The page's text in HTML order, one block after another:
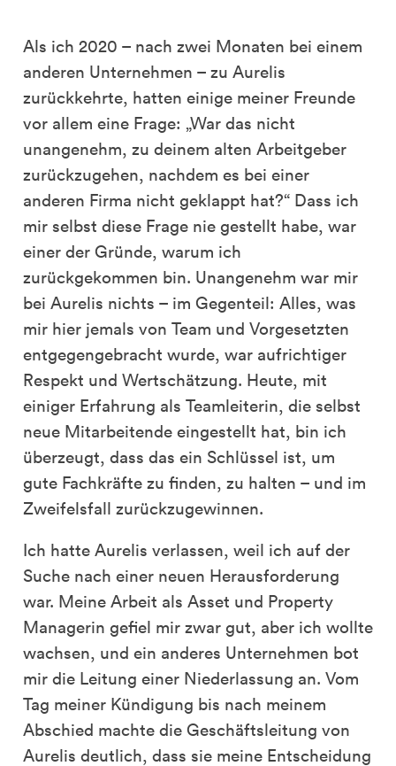
Als ich 2020 – nach zwei Monaten bei einem
anderen Unternehmen – zu Aurelis
zurückkehrte, hatten einige meiner Freunde
vor allem eine Frage: „War das nicht
unangenehm, zu deinem alten Arbeitgeber
zurückzugehen, nachdem es bei einer
anderen Firma nicht geklappt hat?“ Dass ich
mir selbst diese Frage nie gestellt habe, war
einer der Gründe, warum ich
zurückgekommen bin. Unangenehm war mir
bei Aurelis nichts – im Gegenteil: Alles, was
mir hier jemals von Team und Vorgesetzten
entgegengebracht wurde, war aufrichtiger
Respekt und Wertschätzung. Heute, mit
einiger Erfahrung als Teamleiterin, die selbst
neue Mitarbeitende eingestellt hat, bin ich
überzeugt, dass das ein Schlüssel ist, um
gute Fachkräfte zu finden, zu halten – und im
Zweifelsfall zurückzugewinnen.
Ich hatte Aurelis verlassen, weil ich auf der
Suche nach einer neuen Herausforderung
war. Meine Arbeit als Asset und Property
Managerin gefiel mir zwar gut, aber ich wollte
wachsen, und ein anderes Unternehmen bot
mir die Leitung einer Niederlassung an. Vom
Tag meiner Kündigung bis nach meinem
Abschied machte die Geschäftsleitung von
Aurelis deutlich, dass sie meine Entscheidung